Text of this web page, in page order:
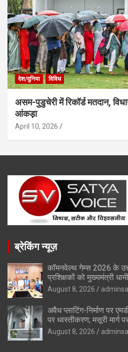
देश/दुनिया विविध
असम-पुडुचेरी में रिकॉर्ड मतदान,
आंकड़ा
April 10, 2026
ब्रेकिंग न्यूज़
कॉमनवेल्थ गेम्स 2026 के
प्रशिक्षकों को मुख्यमंत्री
August 8, 2026
अवैध प्लाटिंग-निर्माण पर
पर ध्वस्तीकरण; मसूरी मार्ग
August 8, 2026